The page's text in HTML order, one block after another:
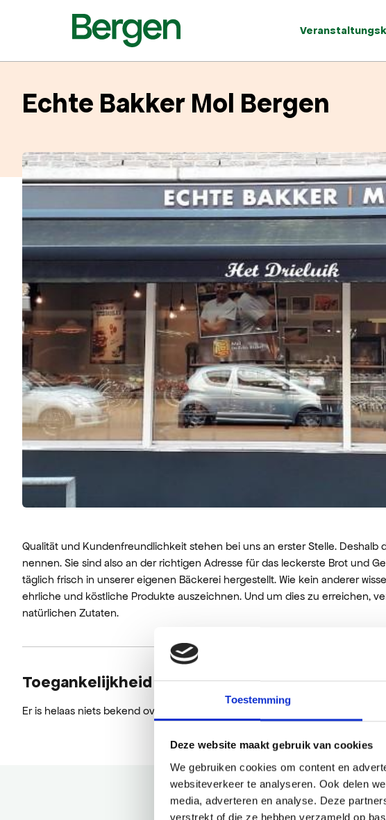
Toestemming
Deze website maakt gebruik van cookies
We gebruiken cookies om content en
websiteverkeer te analyseren. Ook delen
media, adverteren en analyse. Deze
verstrekt of die ze hebben verzameld op
Echte Bakker Mol Bergen
Qualität und Kundenfreundlichkeit stehen bei uns an erster Stelle. Deshalb
nennen. Sie sind also an der richtigen Adresse für das leckerste Brot und
täglich frisch in unserer eigenen Bäckerei hergestellt. Wie kein anderer
ehrliche und köstliche Produkte auszeichnen. Und um dies zu erreichen,
natürlichen Zutaten.
Toegankelijkheid
Er is helaas niets bekend over de toegankelijkheid.